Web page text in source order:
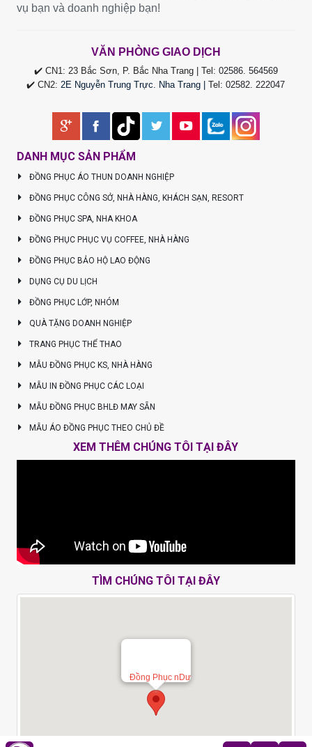
vụ bạn và doanh nghiệp bạn!
VĂN PHÒNG GIAO DỊCH
✔️ CN1: 23 Bắc Sơn, P. Bắc Nha Trang | Tel: 02586. 564569
✔️ CN2:2E Nguyễn Trung Trực. Nha Trang |Tel :02582. 222047
DANH MỤC SẢN PHẨM
ĐỒNG PHỤC ÁO THUN DOANH NGHIỆP
ĐỒNG PHỤC CÔNG SỞ, NHÀ HÀNG, KHÁCH SẠN, RESORT
ĐỒNG PHỤC SPA, NHA KHOA
ĐỒNG PHỤC PHỤC VỤ COFFEE, NHÀ HÀNG
ĐỒNG PHỤC BẢO HỘ LAO ĐỘNG
DỤNG CỤ DU LỊCH
ĐỒNG PHỤC LỚP, NHÓM
QUÀ TẶNG DOANH NGHIỆP
TRANG PHỤC THỂ THAO
MẪU ĐỒNG PHỤC KS, NHÀ HÀNG
MẪU IN ĐỒNG PHỤC CÁC LOẠI
MẪU ĐỒNG PHỤC BHLĐ MAY SẴN
MẪU ÁO ĐỒNG PHỤC THEO CHỦ ĐỀ
XEM THÊM CHÚNG TÔI TẠI ĐÂY
TÌM CHÚNG TÔI TẠI ĐÂY
Đồng Phục nDư